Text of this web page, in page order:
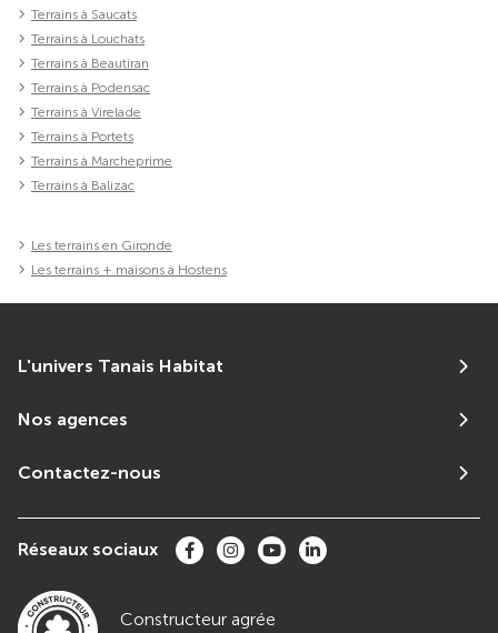
Terrains à Saucats
Terrains à Louchats
Terrains à Beautiran
Terrains à Podensac
Terrains à Virelade
Terrains à Portets
Terrains à Marcheprime
Terrains à Balizac
Les terrains en Gironde
Les terrains + maisons à Hostens
L'univers Tanais Habitat
Nos agences
Contactez-nous
Réseaux sociaux
Constructeur agrée